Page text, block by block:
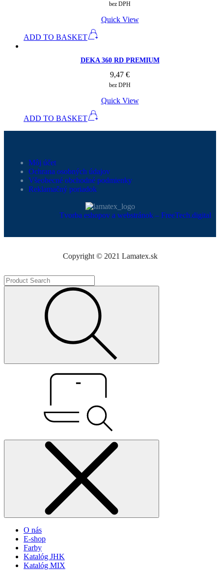
bez DPH
Quick View
ADD TO BASKET
DEKA 360 RD PREMIUM
9,47 €
bez DPH
Quick View
ADD TO BASKET
Môj účet
Ochrana osobných údajov
Všeobecné obchodné podmienky
Reklamačný poriadok
Tvorba eshopov a webstránok – FreeTech.digital
Copyright © 2021 Lamatex.sk
O nás
E-shop
Farby
Katalóg JHK
Katalóg MIX